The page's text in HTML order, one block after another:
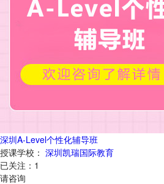
深圳A-Level个性化辅导班
授课学校： 深圳凯瑞国际教育
已关注： 1
请咨询